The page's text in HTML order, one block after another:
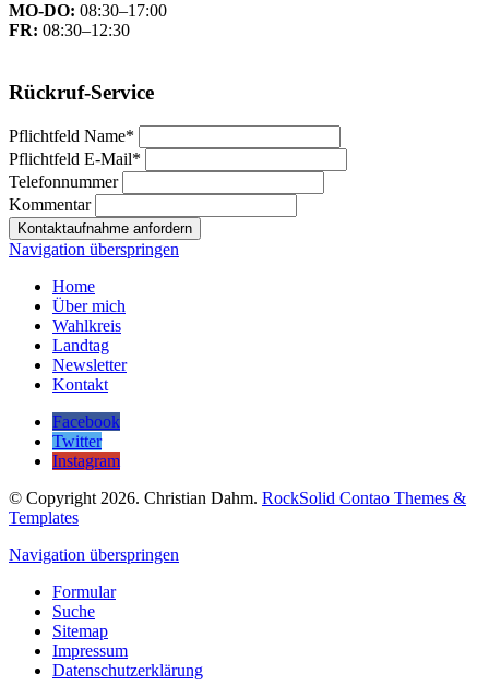
MO-DO: 08:30–17:00
FR: 08:30–12:30
Rückruf-Service
Pflichtfeld Name*
Pflichtfeld E-Mail*
Telefonnummer
Kommentar
Kontaktaufnahme anfordern
Navigation überspringen
Home
Über mich
Wahlkreis
Landtag
Newsletter
Kontakt
Facebook
Twitter
Instagram
© Copyright 2026. Christian Dahm. RockSolid Contao Themes &
Templates
Navigation überspringen
Formular
Suche
Sitemap
Impressum
Datenschutzerklärung